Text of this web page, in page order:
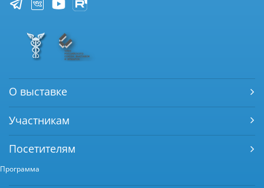
О выставке
Участникам
Посетителям
Программа